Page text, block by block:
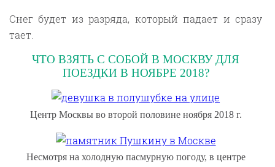
Снег будет из разряда, который падает и сразу
тает.
ЧТО ВЗЯТЬ С СОБОЙ В МОСКВУ ДЛЯ
ПОЕЗДКИ В НОЯБРЕ 2018?
Центр Москвы во второй половине ноября 2018 г.
Несмотря на холодную пасмурную погоду, в центре